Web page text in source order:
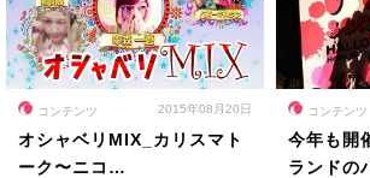
コンテンツ 2015年08月20日
オシャベリMIX_カリスマト
ーク〜ニコ…
コンテンツ
今年も開
ランドの